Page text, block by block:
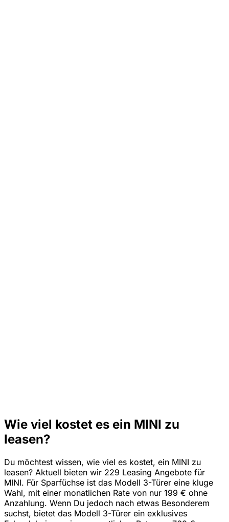
Wie viel kostet es ein MINI zu
leasen?
Du möchtest wissen, wie viel es kostet, ein MINI zu
leasen? Aktuell bieten wir 229 Leasing Angebote für
MINI. Für Sparfüchse ist das Modell 3-Türer eine kluge
Wahl, mit einer monatlichen Rate von nur 199 € ohne
Anzahlung. Wenn Du jedoch nach etwas Besonderem
suchst, bietet das Modell 3-Türer ein exklusives